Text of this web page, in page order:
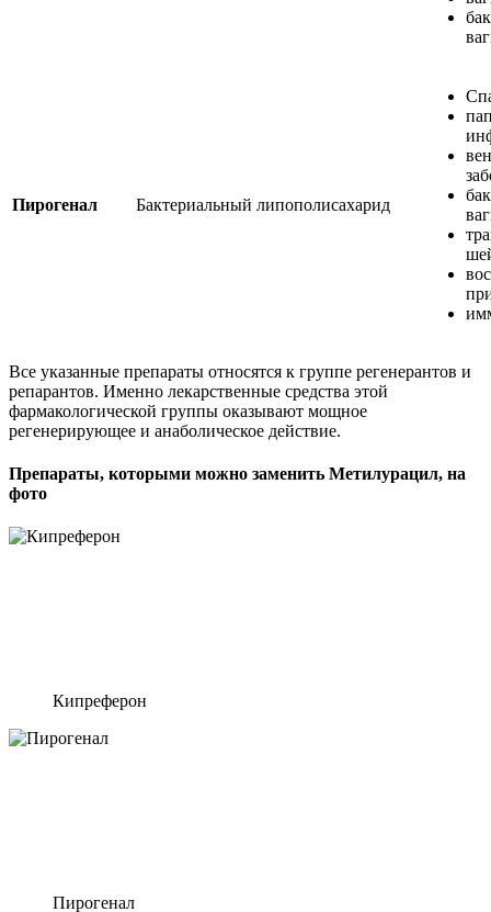
Пирогенал Бактериальный липополисахарид
Все указанные препараты относятся к группе регенерантов и
репарантов. Именно лекарственные средства этой
фармакологической группы оказывают мощное
регенерирующее и анаболическое действие.
Препараты, которыми можно заменить Метилурацил, на
фото
Кипреферон
Пирогенал